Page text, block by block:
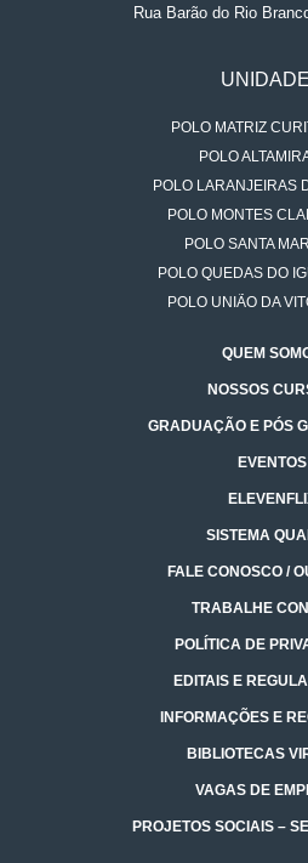
Rua Barão do Rio
POLO MATRIZ
POLO
POLO LARANJEIRAS
POLO MONTES
POLO SANTA
POLO QUEDAS DO
POLO UNIÃO DA
QUEM
NOSSOS
GRADUAÇÃO E PÓS
EVENTOS
SISTEMA
FALE CONOSCO /
TRABALHE
POLÍTICA DE
EDITAIS E
INFORMAÇÕES E
BIBLIOTECAS
VAGAS DE
PROJETOS SOCIAIS –